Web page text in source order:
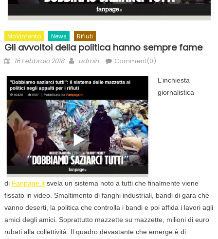
MoVimento News Rifiuti
Gli avvoltoi della politica hanno sempre fame
Posted
16 Febbraio 2018 Author
admin Comment(0)
L’inchiesta
giornalistica
di Fanpage.itsvela un sistema noto a tutti che finalmente viene
fissato in video. Smaltimento di fanghi industriali, bandi di gara che
vanno deserti, la politica che controlla i bandi e poi affida i lavori agli
amici degli amici. Soprattutto mazzette su mazzette, milioni di euro
rubati alla collettività. Il quadro devastante che emerge è di